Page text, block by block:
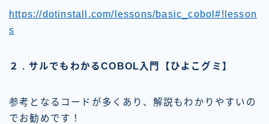
https://dotinstall.com/lessons/basic_cobol#!lesson
s
２ . サルでもわかるCOBOL入門【ひよこグミ】
参考となるコードが多くあり、解説もわかりやすいの
でお勧めです！